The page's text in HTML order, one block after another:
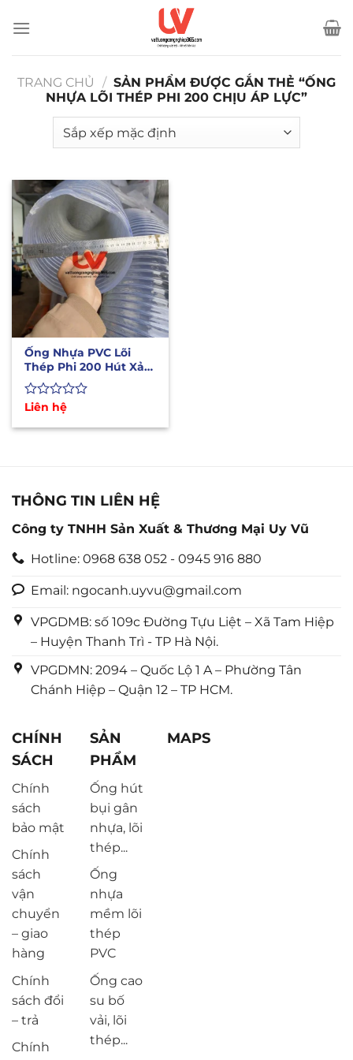
qua
TRANG CHỦ
/ SẢN PHẨM ĐƯỢC GẮN THẺ “ỐNG
NHỰA LÕI THÉP PHI 200 CHỊU ÁP LỰC”
Ống Nhựa PVC Lõi
Thép Phi 200 Hút Xả
Nước Chịu Áp Lực Cao
Được
hạng
Liên hệ
THÔNG TIN LIÊN HỆ
Công ty TNHH Sản Xuất & Thương Mại Uy Vũ
Hotline: 0968 638 052 - 0945 916 880
Email: ngocanh.uyvu@gmail.com
VPGDMB: số 109c Đường Tựu Liệt – Xã Tam Hiệp
– Huyện Thanh Trì - TP Hà Nội.
VPGDMN: 2094 – Quốc Lộ 1 A – Phường Tân
Chánh Hiệp – Quận 12 – TP HCM.
CHÍNH
SÁCH
Chính
sách
bảo mật
Chính
sách
vận
chuyển
– giao
hàng
Chính
sách đổi
– trả
Chính
SẢN
PHẨM
Ống hút
bụi gân
nhựa, lõi
thép...
Ống
nhựa
mềm lõi
thép
PVC
Ống cao
su bố
vải, lõi
thép...
MAPS